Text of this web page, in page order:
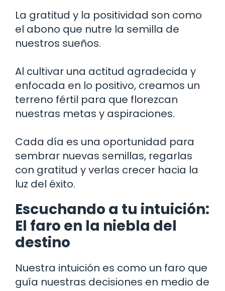
La gratitud y la positividad son como
el abono que nutre la semilla de
nuestros sueños.
Al cultivar una actitud agradecida y
enfocada en lo positivo, creamos un
terreno fértil para que florezcan
nuestras metas y aspiraciones.
Cada día es una oportunidad para
sembrar nuevas semillas, regarlas
con gratitud y verlas crecer hacia la
luz del éxito.
Escuchando a tu intuición:
El faro en la niebla del
destino
Nuestra intuición es como un faro que
guía nuestras decisiones en medio de